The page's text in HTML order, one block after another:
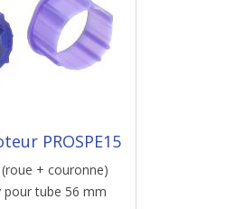
PROSPE15
(roue + couronne)
tube 56 mm